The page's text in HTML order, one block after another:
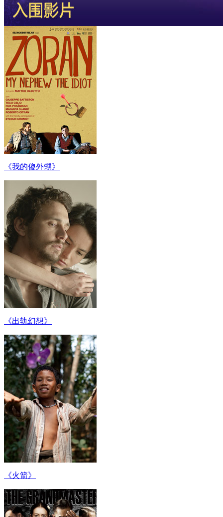
《我的傻外甥》
《出轨幻想》
《火箭》